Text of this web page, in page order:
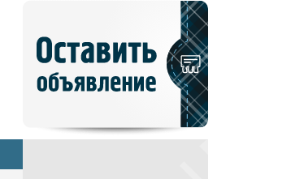
объявление